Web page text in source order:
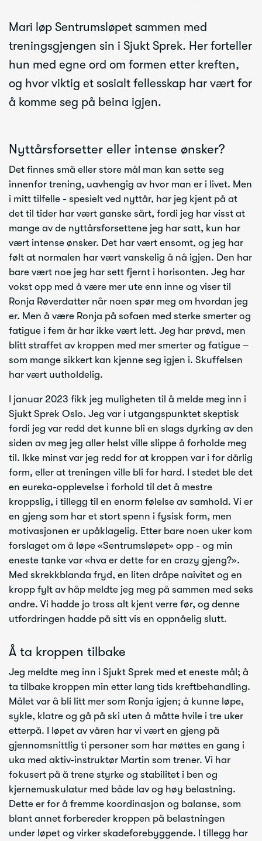
Mari løp Sentrumsløpet sammen med
treningsgjengen sin i Sjukt Sprek. Her forteller
hun med egne ord om formen etter kreften,
og hvor viktig et sosialt fellesskap har vært for
å komme seg på beina igjen.
Nyttårsforsetter eller intense ønsker?
Det finnes små eller store mål man kan sette seg
innenfor trening, uavhengig av hvor man er i livet. Men
i mitt tilfelle - spesielt ved nyttår, har jeg kjent på at
det til tider har vært ganske sårt, fordi jeg har visst at
mange av de nyttårsforsettene jeg har satt, kun har
vært intense ønsker. Det har vært ensomt, og jeg har
følt at normalen har vært vanskelig å nå igjen. Den har
bare vært noe jeg har sett fjernt i horisonten. Jeg har
vokst opp med å være mer ute enn inne og viser til
Ronja Røverdatter når noen spør meg om hvordan jeg
er. Men å være Ronja på sofaen med sterke smerter og
fatigue i fem år har ikke vært lett. Jeg har prøvd, men
blitt straffet av kroppen med mer smerter og fatigue –
som mange sikkert kan kjenne seg igjen i. Skuffelsen
har vært uutholdelig.
I januar 2023 fikk jeg muligheten til å melde meg inn i
Sjukt Sprek Oslo. Jeg var i utgangspunktet skeptisk
fordi jeg var redd det kunne bli en slags dyrking av den
siden av meg jeg aller helst ville slippe å forholde meg
til. Ikke minst var jeg redd for at kroppen var i for dårlig
form, eller at treningen ville bli for hard. I stedet ble det
en eureka-opplevelse i forhold til det å mestre
kroppslig, i tillegg til en enorm følelse av samhold. Vi er
en gjeng som har et stort spenn i fysisk form, men
motivasjonen er upåklagelig. Etter bare noen uker kom
forslaget om å løpe «Sentrumsløpet» opp - og min
eneste tanke var «hva er dette for en crazy gjeng?».
Med skrekkblanda fryd, en liten dråpe naivitet og en
kropp fylt av håp meldte jeg meg på sammen med seks
andre. Vi hadde jo tross alt kjent verre før, og denne
utfordringen hadde på sitt vis en oppnåelig slutt.
Å ta kroppen tilbake
Jeg meldte meg inn i Sjukt Sprek med et eneste mål; å
ta tilbake kroppen min etter lang tids kreftbehandling.
Målet var å bli litt mer som Ronja igjen; å kunne løpe,
sykle, klatre og gå på ski uten å måtte hvile i tre uker
etterpå. I løpet av våren har vi vært en gjeng på
gjennomsnittlig ti personer som har møttes en gang i
uka med aktiv-instruktør Martin som trener. Vi har
fokusert på å trene styrke og stabilitet i ben og
kjernemuskulatur med både lav og høy belastning.
Dette er for å fremme koordinasjon og balanse, som
blant annet forbereder kroppen på belastningen
under løpet og virker skadeforebyggende. I tillegg har